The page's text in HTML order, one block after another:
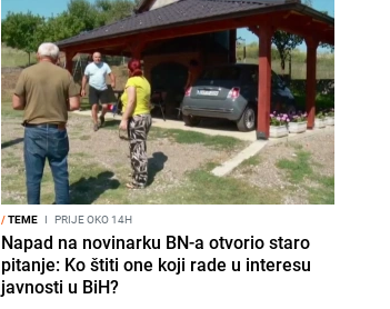
/TEME I PRIJE OKO 14H
Napad na novinarku BN-a otvorio staro
pitanje: Ko štiti one koji rade u interesu
javnosti u BiH?